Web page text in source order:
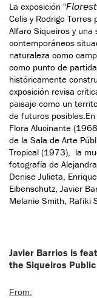
La exposición
Celis y Rodrigo
Alfaro Siqueiros y
contemporáneos
naturaleza como
como punto de
históricamente
exposición revisa
paisaje como un
de futuros
Flora Alucinante
de la Sala de Arte
Tropical (1973), la
fotografía de
Denise Julieta,
Eibenschutz, Javier
Melanie Smith, Rafiki
Javier Barrios is
the Siqueiros
From: